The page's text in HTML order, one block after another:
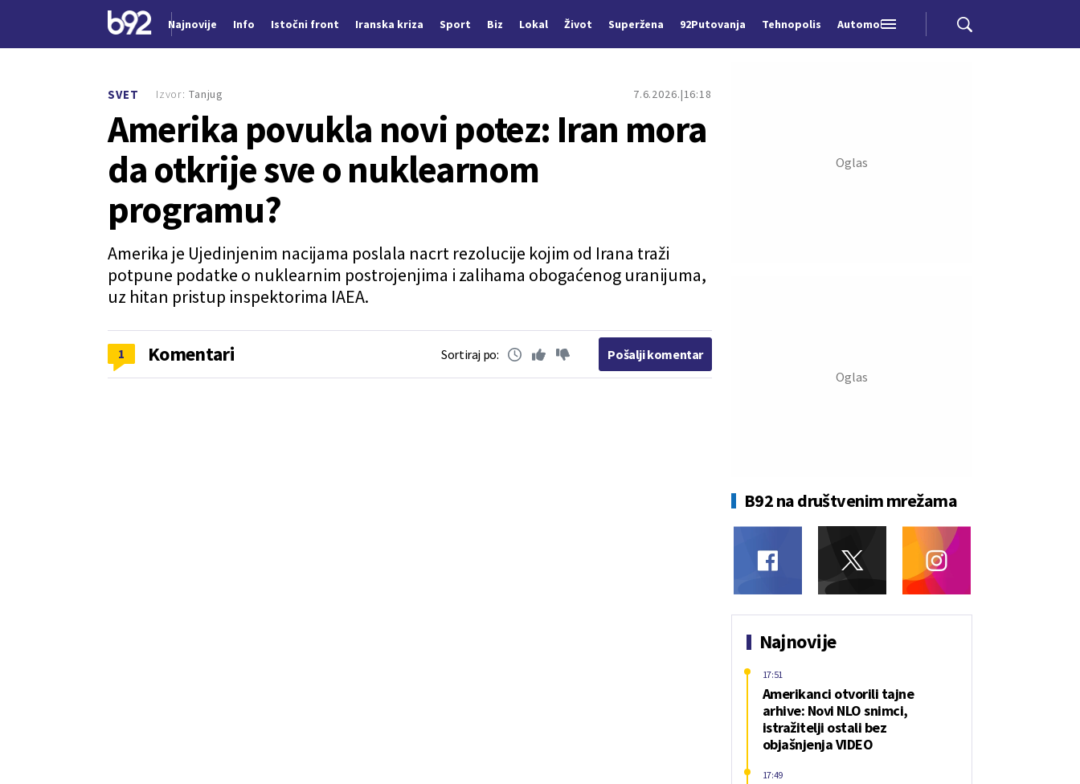
Najnovije Info Istočni front Iranska kriza Sport Biz Lokal Život Superžena 92Putovanja Tehnopolis Automobili
SVET 7.6.2026. 16:18
Amerika povukla novi potez: Iran mora
da otkrije sve o nuklearnom
programu?
Amerika je Ujedinjenim nacijama poslala nacrt rezolucije kojim od Irana traži
potpune podatke o nuklearnim postrojenjima i zalihama obogaćenog uranijuma,
uz hitan pristup inspektorima IAEA.
Izvor: Tanjug
1 Komentari Sortiraj po: Pošalji komentar
B92 na društvenim mrežama
Najnovije
Amerikanci otvorili tajne
arhive: Novi NLO snimci,
istražitelji ostali bez
objašnjenja VIDEO
17:51
17:49